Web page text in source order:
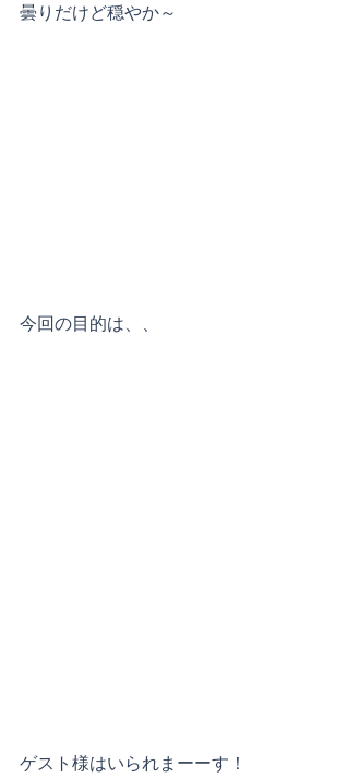
曇りだけど穏やか～
今回の目的は、、
ゲスト様はいられまーーす！